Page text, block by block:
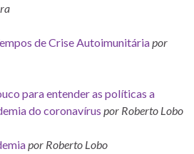
de Crise Autoimunitáriapor
para entender as políticas a
do coronavírus por Roberto Lobo
por Roberto Lobo